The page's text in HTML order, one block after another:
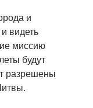
и
видеть
миссию
будут
разрешены